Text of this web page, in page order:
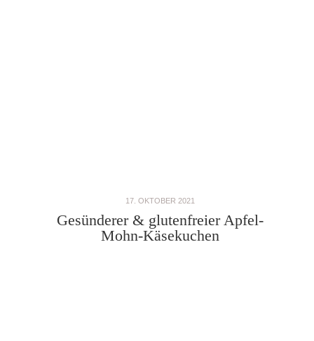
17. OKTOBER 2021
Gesünderer & glutenfreier Apfel-
Mohn-Käsekuchen